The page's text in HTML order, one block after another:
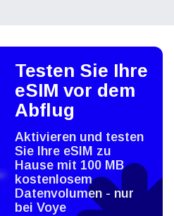
Testen Sie Ihre
eSIM vor dem
Abflug
Aktivieren und testen
Sie Ihre eSIM zu
Hause mit 100 MB
kostenlosem
Datenvolumen - nur
bei Voye